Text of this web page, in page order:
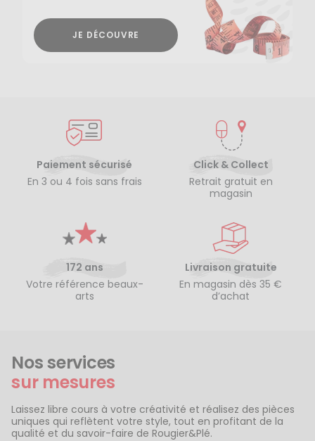
JE DÉCOUVRE
Paiement sécurisé
En 3 ou 4 fois sans frais
Click & Collect
Retrait gratuit en
magasin
172 ans
Votre référence beaux-
arts
Livraison gratuite
En magasin dès 35 €
d’achat
Nos services
sur mesures
Laissez libre cours à votre créativité et réalisez des pièces
uniques qui reflètent votre style, tout en profitant de la
qualité et du savoir-faire de Rougier&Plé.